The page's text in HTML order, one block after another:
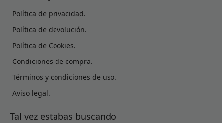
Política de privacidad.
Política de devolución.
Política de Cookies.
Condiciones de compra.
Términos y condiciones de uso.
Aviso legal.
Tal vez estabas buscando